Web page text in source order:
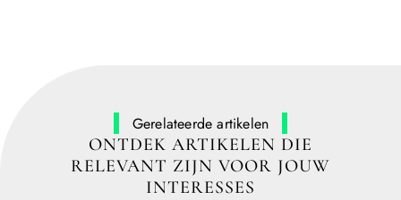
Gerelateerde artikelen
ONTDEK ARTIKELEN DIE
RELEVANT ZIJN VOOR JOUW
INTERESSES